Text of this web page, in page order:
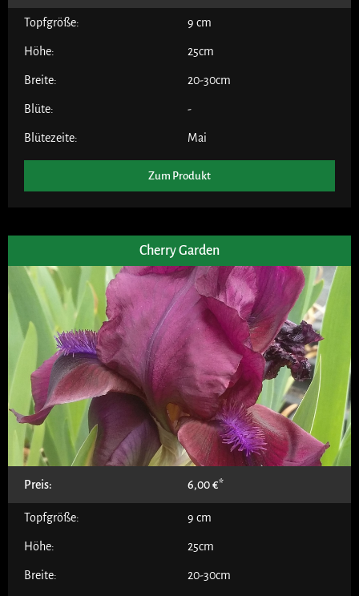
Topfgröße: 9 cm
Höhe: 25cm
Breite: 20-30cm
Blüte: -
Blütezeite: Mai
Zum Produkt
Cherry Garden
Preis: 6,00€
Topfgröße: 9 cm
Höhe: 25cm
Breite: 20-30cm